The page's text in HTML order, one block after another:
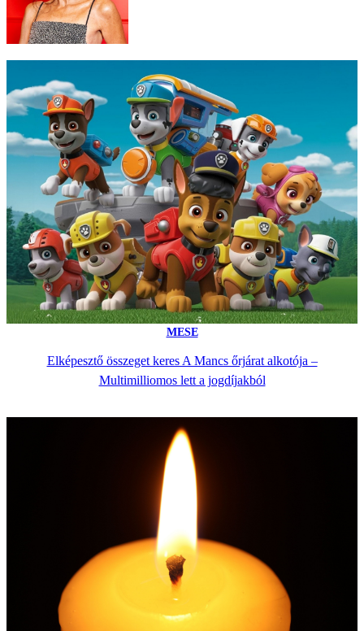
MESE
Elképesztő összeget keres A Mancs őrjárat alkotója –
Multimilliomos lett a jogdíjakból